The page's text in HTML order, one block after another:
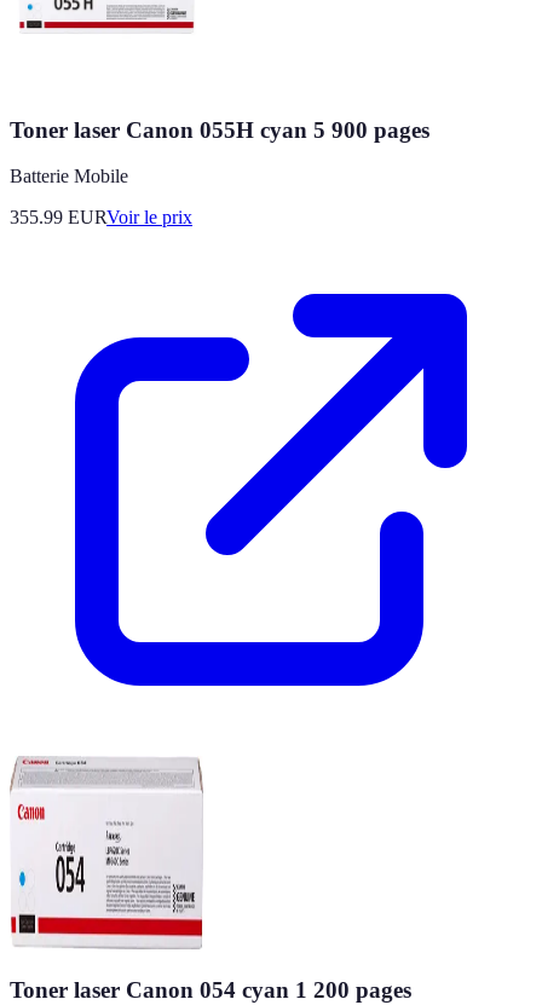
Toner laser Canon 055H cyan 5 900 pages
Batterie Mobile
355.99 EURVoir le prix
Toner laser Canon 054 cyan 1 200 pages